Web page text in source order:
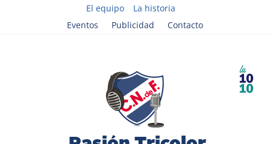
El equipo
La historia
Eventos
Publicidad Contacto